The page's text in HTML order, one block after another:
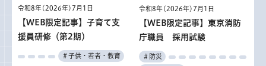
令和8年(2026年)7月1日
【WEB限定記事】子育て支
援員研修（第2期）
＃子供・若者・教育
令和8年(2026年)7月1日
【WEB限定記事】東京消防
庁職員 採用試験
＃防災